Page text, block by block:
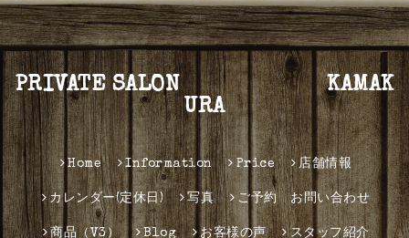
PRIVATE SALON KAMAK
URA
Home Information Price 店舗情報
カレンダー(定休日) 写真 ご予約 お問い合わせ
商品（V3） Blog お客様の声 スタッフ紹介